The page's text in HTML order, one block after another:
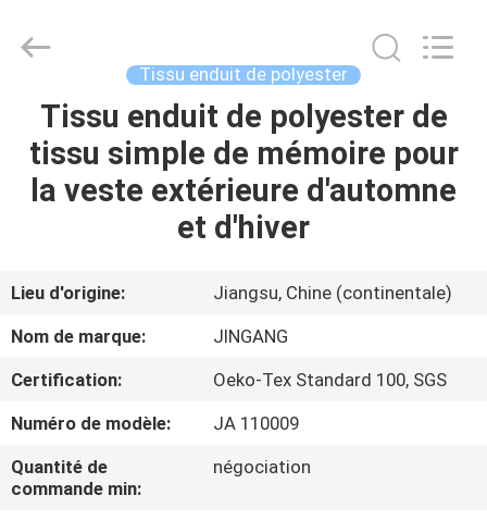
MAISON
PRODUITS
SUJET
DE
NOUS
VISITE
D'USINE
Textile
Co.,Ltd.
Tissu enduit de polyester
Tissu enduit de polyester de
tissu simple de mémoire pour
la veste extérieure d'automne
et d'hiver
Lieu d'origine:
Jiangsu, Chine (continentale)
Nom de marque:
JINGANG
Certification:
Oeko-Tex Standard 100, SGS
Numéro de modèle:
JA 110009
Quantité de
commande min:
négociation